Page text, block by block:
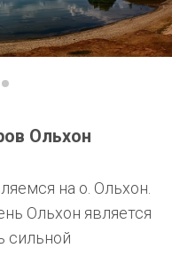
Ольхон
на о. Ольхон.
Ольхон является
сильной